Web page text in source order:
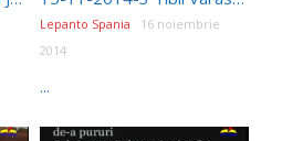
Lepanto Spania
16 noiembrie
2014
...